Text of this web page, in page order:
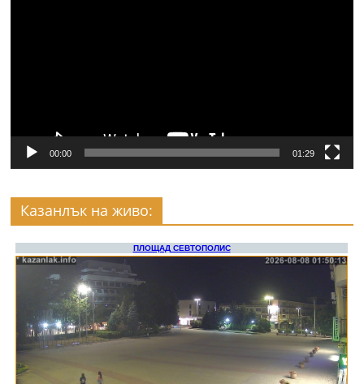
00:00 01:29
Казанлък на живо: